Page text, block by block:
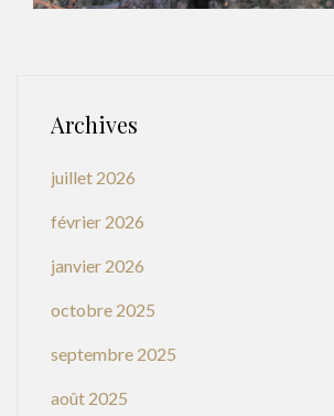
Archives
juillet 2026
février 2026
janvier 2026
octobre 2025
septembre 2025
août 2025